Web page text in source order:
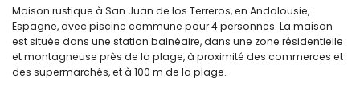
Maison rustique à San Juan de los Terreros, en Andalousie,
Espagne, avec piscine commune pour 4 personnes. La maison
est située dans une station balnéaire, dans une zone résidentielle
et montagneuse près de la plage, à proximité des commerces et
des supermarchés, et à 100 m de la plage.